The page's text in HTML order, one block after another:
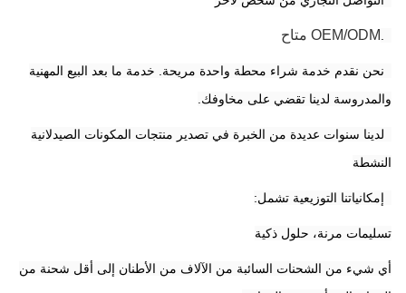
OEM/ODM متاح
7نحن نقدم خدمة شراء محطة واحدة مريحة. خدمة ما بعد البيع المهنية
والمدروسة لدينا تقضي على مخاوفك.
8لدينا سنوات عديدة من الخبرة في تصدير منتجات المكونات الصيدلانية
النشطة
تسليمات مرنة، حلول ذكية
أي شيء من الشحنات السائبة من الآلاف من الأطنان إلى أقل شحنة من